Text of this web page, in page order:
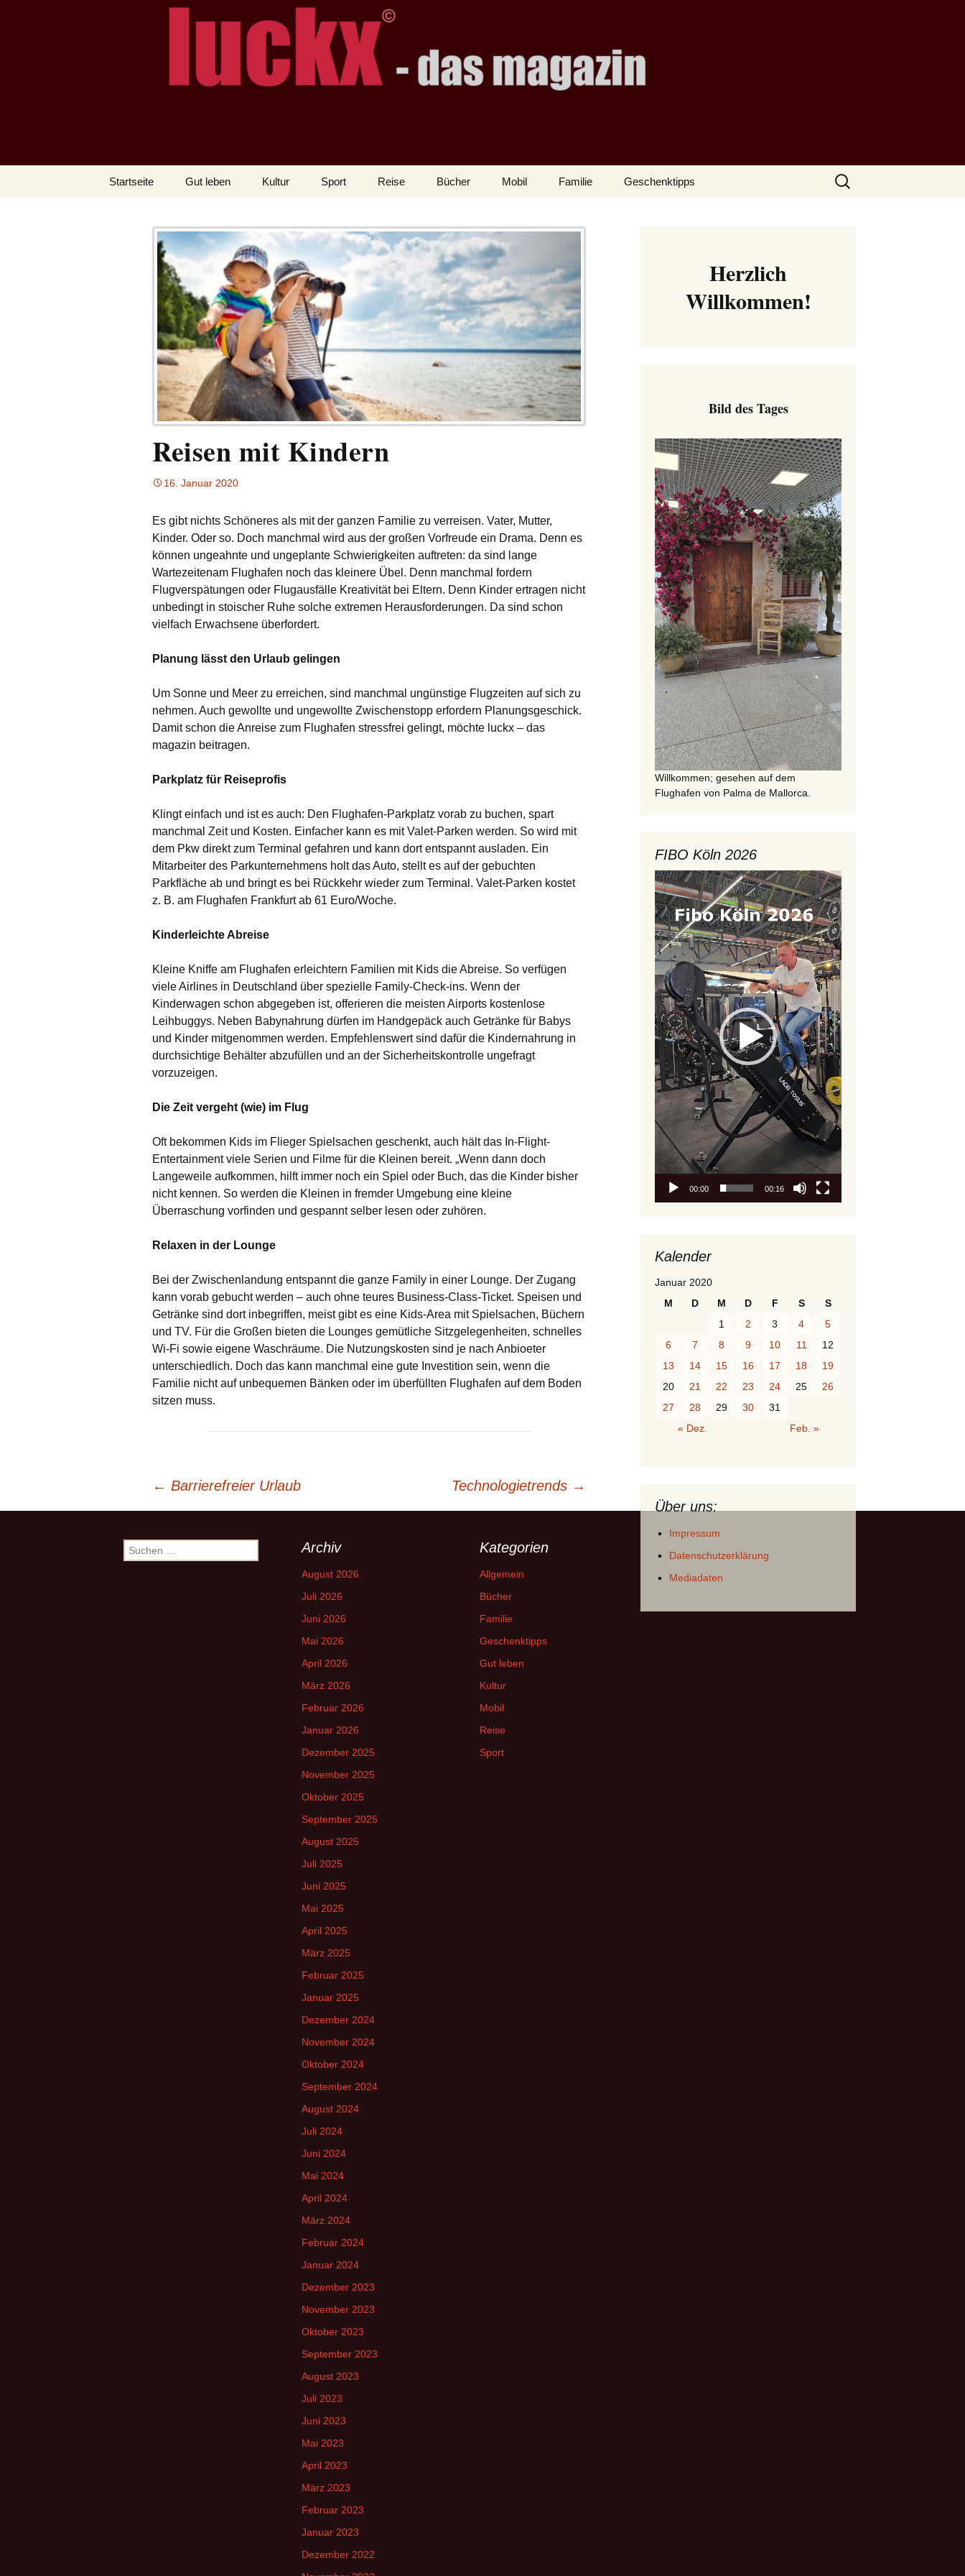
LUCKX
– das Magazin
Startseite Gut leben Kultur Sport Reise Bücher Mobil Familie Geschenktipps
Suchen
nach:
Reisen mit Kindern
16. Januar 2020
Es gibt nichts Schöneres als mit der ganzen Familie zu verreisen. Vater, Mutter,
Kinder. Oder so. Doch manchmal wird aus der großen Vorfreude ein Drama. Denn es
können ungeahnte und ungeplante Schwierigkeiten auftreten: da sind lange
Wartezeitenam Flughafen noch das kleinere Übel. Denn manchmal fordern
Flugverspätungen oder Flugausfälle Kreativität bei Eltern. Denn Kinder ertragen nicht
unbedingt in stoischer Ruhe solche extremen Herausforderungen. Da sind schon
vielfach Erwachsene überfordert.
Planung lässt den Urlaub gelingen
Um Sonne und Meer zu erreichen, sind manchmal ungünstige Flugzeiten auf sich zu
nehmen. Auch gewollte und ungewollte Zwischenstopp erfordern Planungsgeschick.
Damitschon die Anreise zum Flughafen stressfrei gelingt, möchte luckx – das
magazin beitragen.
Parkplatz für Reiseprofis
Klingt einfach und ist es auch: Den Flughafen-Parkplatz vorab zu buchen, spart
manchmal Zeit und Kosten. Einfacher kann es mitValet-Parken werden. So wird mit
dem Pkw direkt zum Terminal gefahren und kann dort entspannt ausladen. Ein
Mitarbeiter des Parkunternehmens holt das Auto, stellt es auf der gebuchten
Parkfläche ab und bringt es bei Rückkehr wieder zum Terminal. Valet-Parken kostet
z. B. am Flughafen Frankfurt ab 61 Euro/Woche.
Kinderleichte Abreise
Kleine Kniffe am Flughafen erleichtern Familien mit Kids die Abreise. So verfügen
viele Airlines in Deutschland über spezielle Family-Check-ins. Wenn der
Kinderwagen schon abgegeben ist, offerieren die meisten Airports kostenlose
Leihbuggys. Neben Babynahrung dürfen im Handgepäck auch Getränke für Babys
und Kinder mitgenommen werden. Empfehlenswert sind dafür die Kindernahrung in
durchsichtige Behälter abzufüllen und an der Sicherheitskontrolle ungefragt
vorzuzeigen.
Die Zeit vergeht (wie) im Flug
Oft bekommen Kids im Flieger Spielsachen geschenkt, auch hält das In-Flight-
Entertainment viele Serien und Filme für die Kleinen bereit. „Wenn dann doch
Langeweile aufkommen, hilft immer noch ein Spiel oder Buch, das die Kinder bisher
nicht kennen. So werden die Kleinen in fremder Umgebung eine kleine
Überraschung vorfinden und gespannt selber lesen oder zuhören.
Relaxen in der Lounge
Bei der Zwischenlandung entspannt die ganze Family in einer Lounge. Der Zugang
kann vorab gebucht werden – auch ohne teures Business-Class-Ticket. Speisen und
Getränke sind dort inbegriffen, meist gibt es eine Kids-Area mit Spielsachen, Büchern
und TV. Für die Großen bieten die Lounges gemütliche Sitzgelegenheiten, schnelles
Wi-Fi sowie eigene Waschräume. Die Nutzungskosten sind je nach Anbioeter
unterschiedlich. Doch das kann manchmal eine gute Investition sein, wenn die
Familie nicht auf unbequemen Bänken oder im überfüllten Flughafen auf dem Boden
sitzen muss.
Navigation
← Barrierefreier Urlaub Technologietrends →
Herzlich
Willkommen!
Bild des Tages
Willkommen; gesehen auf dem
Flughafen von Palma de Mallorca.
FIBO Köln 2026
Video-
Player
00:00 00:16
Kalender
Januar 2020
M
D M D F S
S
1
2 3 4
5
6
7 8 9 10 11
12
13
14 15 16 17 18
19
20
21 22 23 24 25
26
27
28 29 30
31
« Dez.
Feb. »
Über uns:
Impressum
Datenschutzerklärung
Mediadaten
Suchen
nach:
Archiv
August 2026
Juli 2026
Juni 2026
Mai 2026
April 2026
März 2026
Februar 2026
Januar 2026
Dezember 2025
November 2025
Oktober 2025
September 2025
August 2025
Juli 2025
Juni 2025
Mai 2025
April 2025
März 2025
Februar 2025
Januar 2025
Dezember 2024
November 2024
Oktober 2024
September 2024
August 2024
Juli 2024
Juni 2024
Mai 2024
April 2024
März 2024
Februar 2024
Januar 2024
Dezember 2023
November 2023
Oktober 2023
September 2023
August 2023
Juli 2023
Juni 2023
Mai 2023
April 2023
März 2023
Februar 2023
Januar 2023
Dezember 2022
Kategorien
Allgemein
Bücher
Familie
Geschenktipps
Gut leben
Kultur
Mobil
Reise
Sport